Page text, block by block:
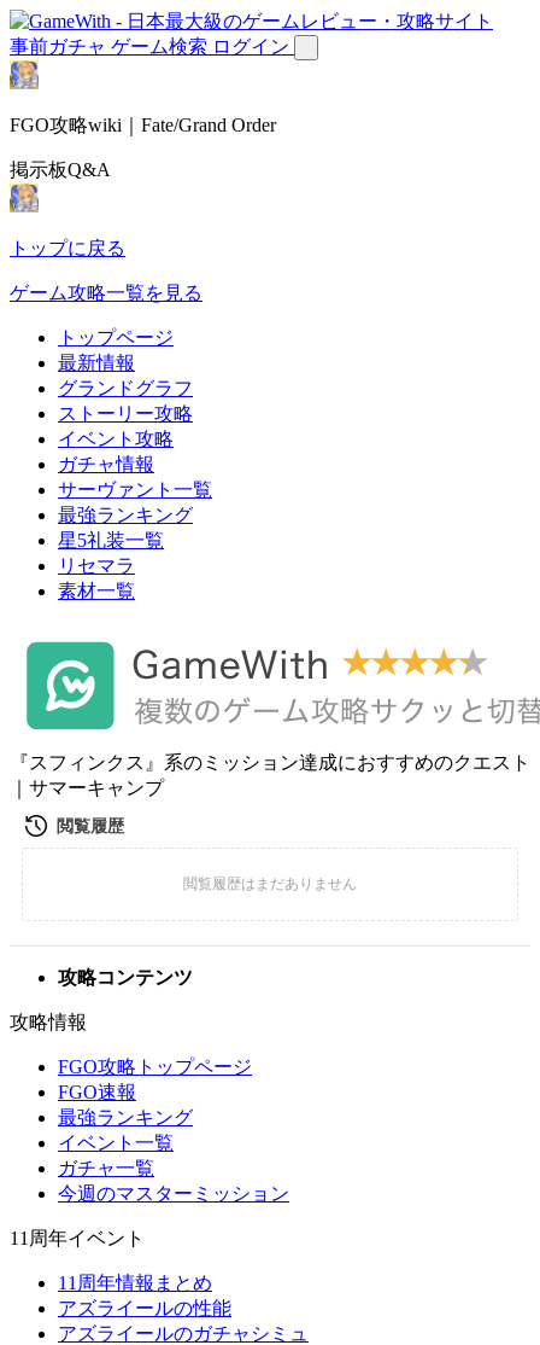
事前ガチャ ゲーム検索 ログイン
FGO攻略wiki｜Fate/Grand Order
掲示板Q&A
トップに戻る
ゲーム攻略一覧を見る
トップページ
最新情報
グランドグラフ
ストーリー攻略
イベント攻略
ガチャ情報
サーヴァント一覧
最強ランキング
星5礼装一覧
リセマラ
素材一覧
『スフィンクス』系のミッション達成におすすめのクエスト
｜サマーキャンプ
攻略コンテンツ
攻略情報
FGO攻略トップページ
FGO速報
最強ランキング
イベント一覧
ガチャ一覧
今週のマスターミッション
11周年イベント
11周年情報まとめ
アズライールの性能
アズライールのガチャシミュ